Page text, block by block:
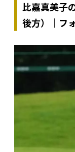
比嘉真美子
後方）｜フ